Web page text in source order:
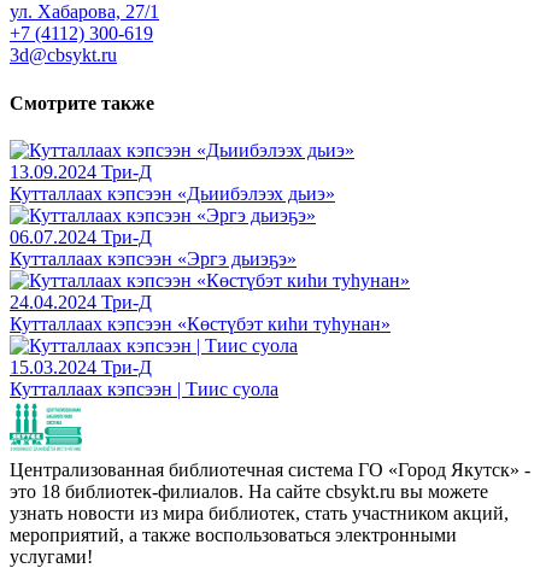
ул. Хабарова, 27/1
+7 (4112) 300-619
3d@cbsykt.ru
Смотрите также
13.09.2024 Три-Д
Кутталлаах кэпсээн «Дьиибэлээх дьиэ»
06.07.2024 Три-Д
Кутталлаах кэпсээн «Эргэ дьиэҕэ»
24.04.2024 Три-Д
Кутталлаах кэпсээн «Көстүбэт киһи туһунан»
15.03.2024 Три-Д
Кутталлаах кэпсээн | Тиис суола
Централизованная библиотечная система ГО «Город Якутск» -
это 18 библиотек-филиалов. На сайте cbsykt.ru вы можете
узнать новости из мира библиотек, стать участником акций,
мероприятий, а также воспользоваться электронными
услугами!